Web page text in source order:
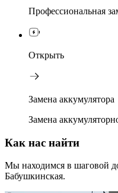
Профессиональная
Открыть
Замена аккумулятора
Замена
Как нас найти
Мы находимся в шаговой
Бабушкинская.